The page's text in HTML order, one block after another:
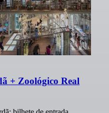
+ Zoológico Real